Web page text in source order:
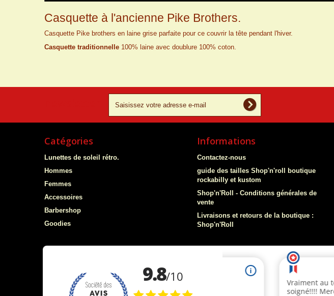
Casquette à l'ancienne Pike Brothers.
Casquette Pike brothers en laine grise parfaite pour ce couvrir la tête pendant l'hiver.
Casquette traditionnelle 100% laine avec doublure 100% coton.
Catégories
Lunettes de soleil rétro.
Hommes
Femmes
Accessoires
Barbershop
Goodies
Informations
Contactez-nous
guide des tailles Shop'n'roll boutique
rockabilly et kustom
Shop'n'Roll - Conditions générales de
vente
Livraisons et retours de la boutique :
Shop'n'Roll